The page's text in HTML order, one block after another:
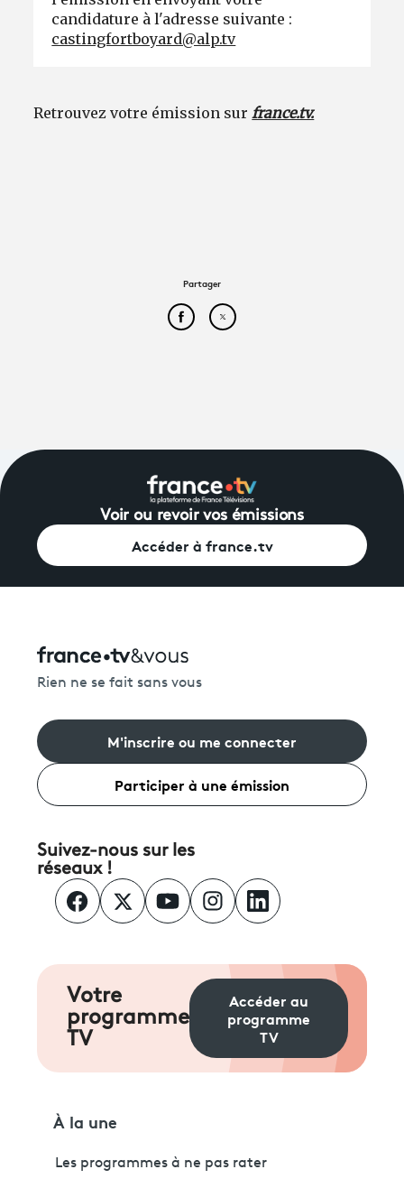
candidature à l'adresse suivante :
castingfortboyard@alp.tv
Retrouvez votre émission surfrance.tv.
Partager
Partager cet article sur
Partager cet article sur
Voir ou revoir vos émissions
Accéder à france.tv
Rien ne se fait sans vous
M'inscrire ou me connecter
Participer à une émission
Suivez-nous sur les
réseaux !
Votre
programme
TV
Accéder au
programme
TV
À la une
Les programmes à ne pas rater